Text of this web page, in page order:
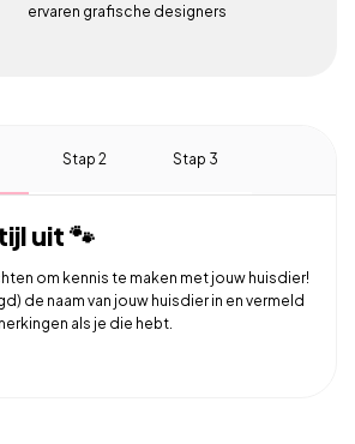
ervaren grafische designers
Stap 2 Stap 3
uit 🐾
om kennis te maken met jouw huisdier!
de naam van jouw huisdier in en vermeld
als je die hebt.